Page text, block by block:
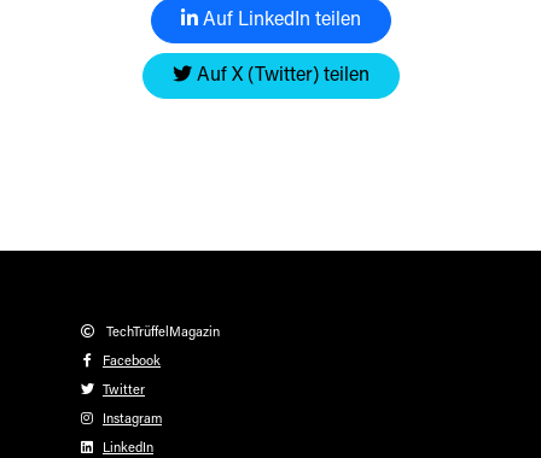
Auf LinkedIn teilen
Auf X (Twitter) teilen
TechTrüffelMagazin
Facebook
Twitter
Instagram
LinkedIn